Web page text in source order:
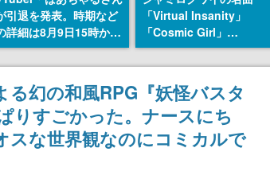
引退を発表。時期など
詳細は8月9日15時から
配信で説明
「Virtual Insanity」
「Cosmic Girl」
「Canned Heat」公式日
本語字幕付きMVがいき
なり公開！「SUMMER
SONIC 2026」での9年ぶ
りとなる日本公演を記念
して
る幻の和風RPG『妖怪バスタ
りすごかった。ナースにち
スな世界観なのにコミカルで